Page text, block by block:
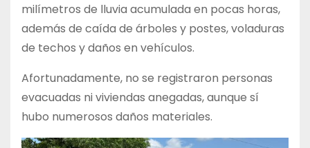
milímetros de lluvia acumulada en pocas horas,
además de caída de árboles y postes, voladuras
de techos y daños en vehículos.
Afortunadamente, no se registraron personas
evacuadas ni viviendas anegadas, aunque sí
hubo numerosos daños materiales.